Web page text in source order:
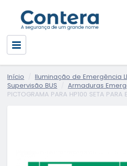
Início Iluminação de Emergência
Supervisão BUS
Armaduras
PICTOGRAMA PARA HP100 SETA PARA